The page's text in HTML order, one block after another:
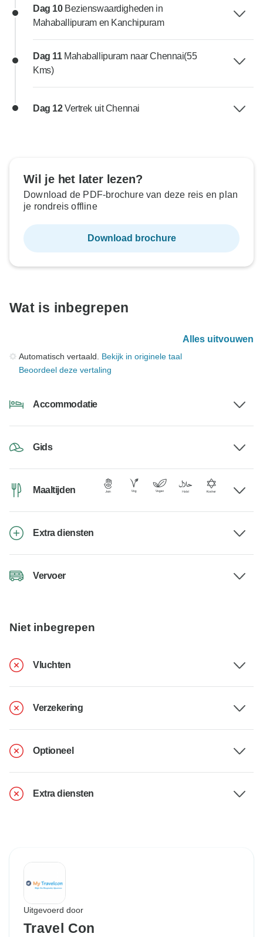
Dag 10 Bezienswaardigheden in
Mahaballipuram en Kanchipuram
Dag 11 Mahaballipuram naar Chennai(55
Kms)
Dag 12Vertrek uit Chennai
Wil je het later lezen?
Download de PDF-brochure van deze reis en plan
je rondreis offline
Download brochure
Wat is inbegrepen
Alles uitvouwen
Automatisch vertaald. Bekijk in originele taal
Beoordeel deze vertaling
Accommodatie
Gids
Maaltijden
Extra diensten
Vervoer
Niet inbegrepen
Vluchten
Verzekering
Optioneel
Extra diensten
Uitgevoerd door
Travel Con